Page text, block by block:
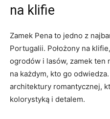
na klifie
Zamek Pena to jedno z
Portugalii. Położony na
ogrodów i lasów, zamek ⁢ten
na każdym, kto go
architektury romantycznej,
kolorystyką i‍ detalem.